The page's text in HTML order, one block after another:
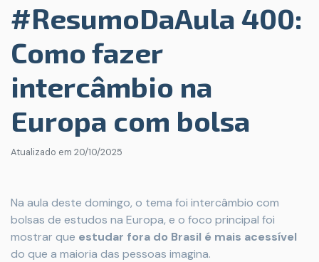
#ResumoDaAula 400:
Como fazer
intercâmbio na
Europa com bolsa
Atualizado em 20/10/2025
Na aula deste domingo, o tema foi intercâmbio com
bolsas de estudos na Europa, e o foco principal foi
mostrar que estudar fora do Brasil é mais acessível
do que a maioria das pessoas imagina.